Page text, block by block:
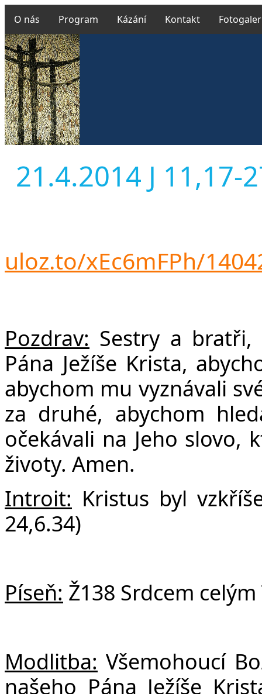
O nás Program Kázání Kontakt
21.4.2014 J 11,17-
uloz.to/xEc6mFPh/
Pozdrav: Sestry a bratři,
Pána Ježíše Krista,
abychom mu vyznávali
za druhé, abychom
očekávali na Jeho slovo,
životy. Amen.
Introit: Kristus byl
24,6.34)
Píseň: Ž138 Srdcem
Modlitba: Všemohoucí
našeho Pána Ježíše